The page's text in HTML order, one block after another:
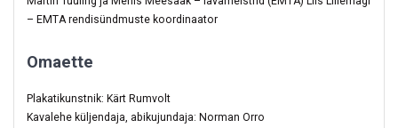
– EMTA rendisündmuste koordinaator
Omaette
Plakatikunstnik: Kärt Rumvolt
Kavalehe küljendaja, abikujundaja: Norman Orro